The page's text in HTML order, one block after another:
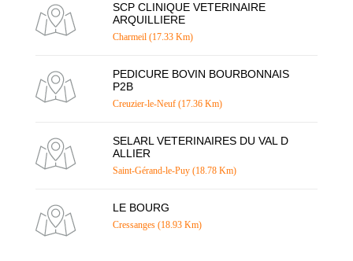
SCP CLINIQUE VETERINAIRE
ARQUILLIERE
Charmeil (17.33 Km)
PEDICURE BOVIN BOURBONNAIS
P2B
Creuzier-le-Neuf (17.36 Km)
SELARL VETERINAIRES DU VAL D
ALLIER
Saint-Gérand-le-Puy (18.78 Km)
LE BOURG
Cressanges (18.93 Km)